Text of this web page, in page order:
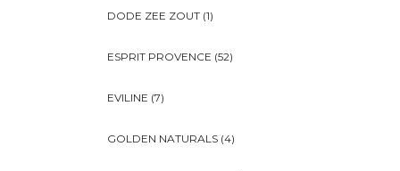
DODE ZEE ZOUT (1)
ESPRIT PROVENCE (52)
EVILINE (7)
GOLDEN NATURALS (4)